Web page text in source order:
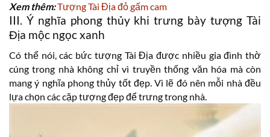
Xem thêm:Tượng Tài Địa đỏ gấm cam
III. Ý nghĩa phong thủy khi trưng bày tượng Tài
Địa mộc ngọc xanh
Có thể nói, các bức tượng Tài Địa được nhiều gia đình thờ
cúng trong nhà không chỉ vì truyền thống văn hóa mà còn
mang ý nghĩa phong thủy tốt đẹp. Vì lẽ đó nên mỗi nhà đều
lựa chọn các cặp tượng đẹp để trưng trong nhà.